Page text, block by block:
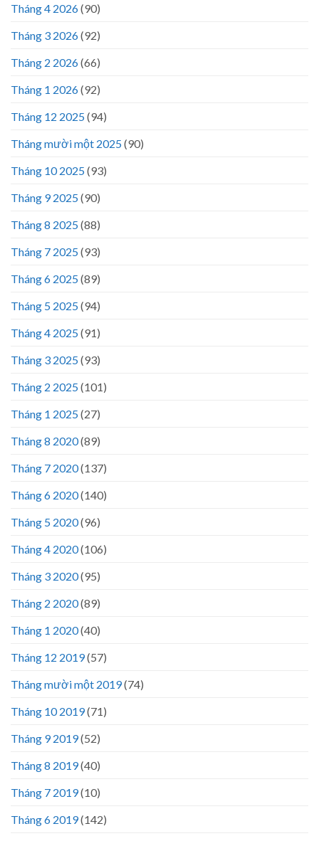
Tháng 4 2026(90)
Tháng 3 2026(92)
Tháng 2 2026(66)
Tháng 1 2026(92)
Tháng 12 2025(94)
Tháng mười một 2025(90)
Tháng 10 2025(93)
Tháng 9 2025(90)
Tháng 8 2025(88)
Tháng 7 2025(93)
Tháng 6 2025(89)
Tháng 5 2025(94)
Tháng 4 2025(91)
Tháng 3 2025(93)
Tháng 2 2025(101)
Tháng 1 2025(27)
Tháng 8 2020(89)
Tháng 7 2020(137)
Tháng 6 2020(140)
Tháng 5 2020(96)
Tháng 4 2020(106)
Tháng 3 2020(95)
Tháng 2 2020(89)
Tháng 1 2020(40)
Tháng 12 2019(57)
Tháng mười một 2019(74)
Tháng 10 2019(71)
Tháng 9 2019(52)
Tháng 8 2019(40)
Tháng 7 2019(10)
Tháng 6 2019(142)